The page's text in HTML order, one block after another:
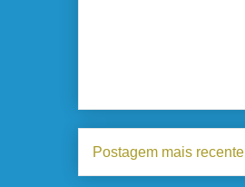
Postagem mais recente